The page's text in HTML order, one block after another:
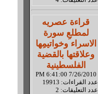
قراءة عصريه
لمطلعِ سورة
الاسراء وخواتيمِها
وعلاقتها بالقضية
الفلسطينية
7/26/2010 6:41:00 PM
عدد القراءات: 19913
عدد التعليقات: 2